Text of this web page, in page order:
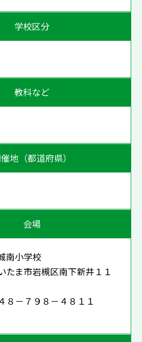
学校区分
教科など
地（都道府県）
会場
南小学校
ま市岩槻区南下新井１１
－７９８－４８１１